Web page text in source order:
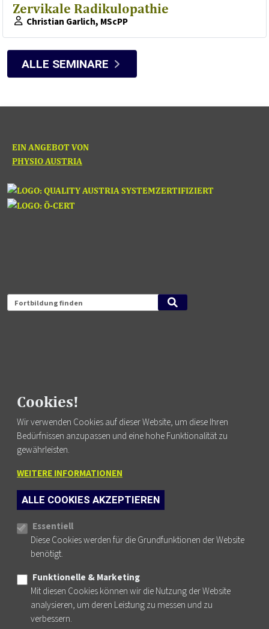
Cookies!
Wir verwenden Cookies auf dieser Website, um diese Ihren
Bedürfnissen anzupassen und eine hohe Funktionalität zu
gewährleisten.
WEITERE INFORMATIONEN
ALLE COOKIES AKZEPTIEREN
Cookie-Einstellungen
Essentiell
Diese Cookies werden für die Grundfunktionen der Website
benötigt.
Funktionelle & Marketing
Mit diesen Cookies können wir die Nutzung der Website
analysieren, um deren Leistung zu messen und zu
verbessern.
Zervikale Radikulopathie
Christian Garlich, MScPP
ALLE SEMINARE
EIN ANGEBOT VON
PHYSIO AUSTRIA
Fortbildung finden
DATENSCHUTZ
IMPRESSUM
NEWSLETTER
KONTAKT
© PHYDELIO.AT 2026
WEBSITE BY WEBSHAPERS.CC